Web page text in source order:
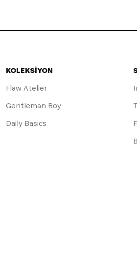
KOLEKSİYON
Flaw Atelier
Gentleman Boy
Daily Basics